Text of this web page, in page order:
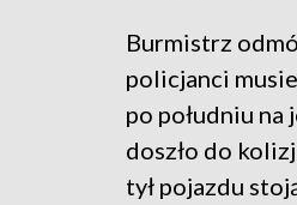
Burmistrz
policjanci
po południu na
doszło do
tył pojazdu